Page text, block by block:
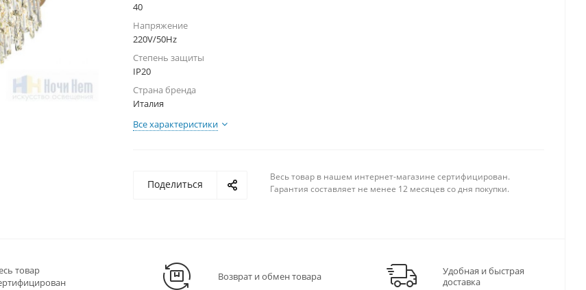
40
Напряжение
220V/50Hz
Степень защиты
IP20
Страна бренда
Италия
Все характеристики
Поделиться
Весь товар в нашем интернет-магазине сертифицирован.
Гарантия составляет не менее 12 месяцев со дня покупки.
товар
Возврат и обмен товара
Удобная и быстрая
доставка